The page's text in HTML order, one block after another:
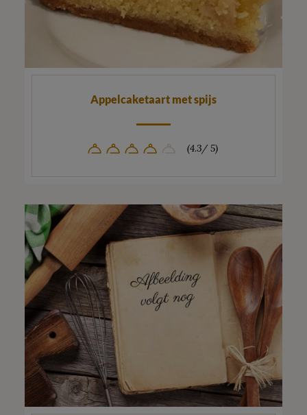
Appelcaketaart met spijs
(4.3/ 5)